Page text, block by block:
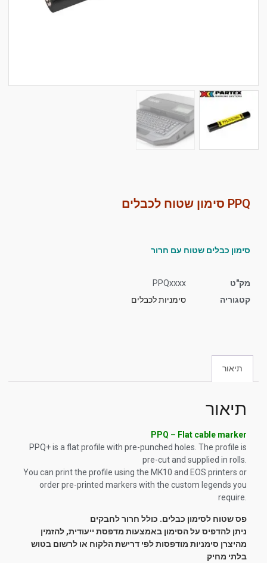
PPQ סימון שטוח לכבלים
סימון כבלים שטוח עם חרור
מק"ט
PPQxxxx
קטגוריה
סימניות לכבלים
תיאור
תיאור
PPQ – Flat cable marker
PPQ+ is a flat profile with pre-punched holes. The profile is
pre-cut and supplied in rolls.
You can print the profile using the MK10 and EOS printers or
order pre-printed markers with the custom legends you
require.
פס שטוח לסימון כבלים. כולל חרור לחבקים
ניתן להדפיס על הסימון באמצעות מדפסת ייעודית, להזמין
מהיצרן סימניות מודפסות לפי דרישת הלקוח או לרשום בטוש
בלתי מחיק